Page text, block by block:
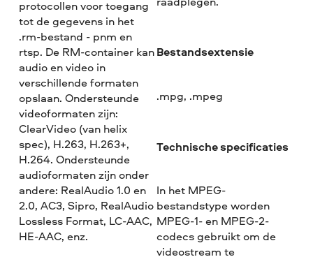
protocollen voor toegang
tot de gegevens in het
.rm-bestand - pnm en
rtsp. De RM-container kan
audio en video in
verschillende formaten
opslaan. Ondersteunde
videoformaten zijn:
ClearVideo (van helix
spec), H.263, H.263+,
H.264. Ondersteunde
audioformaten zijn onder
andere: RealAudio 1.0 en
2.0, AC3, Sipro, RealAudio
Lossless Format, LC-AAC,
HE-AAC, enz.
Bestandsextensie
.mpg, .mpeg
Technische specificaties
In het MPEG-
bestandstype worden
MPEG-1- en MPEG-2-
codecs gebruikt om de
videostream te